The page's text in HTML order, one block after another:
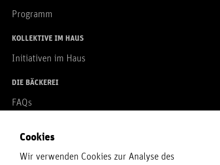
Programm
KOLLEKTIVE IM HAUS
Initiativen im Haus
DIE BÄCKEREI
FAQs
NEWSLETTER
Zur Newsletter Anmeldung
Cookies
Wir verwenden Cookies zur Analyse des